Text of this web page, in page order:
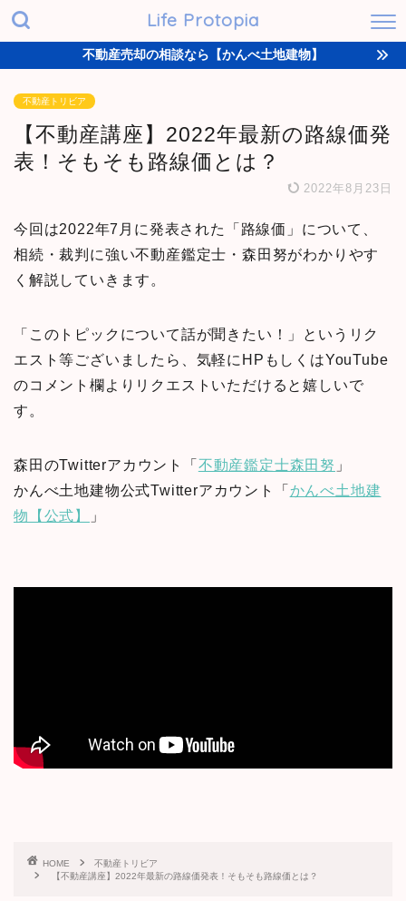
Life Protopia
不動産売却の相談なら【かんべ土地建物】
不動産トリビア
【不動産講座】2022年最新の路線価発
表！そもそも路線価とは？
2022年8月23日
今回は2022年7月に発表された「路線価」について、
相続・裁判に強い不動産鑑定士・森田努がわかりやす
く解説していきます。
「このトピックについて話が聞きたい！」というリク
エスト等ございましたら、気軽にHPもしくはYouTube
のコメント欄よりリクエストいただけると嬉しいで
す。
森田のTwitterアカウント「 不動産鑑定士森田努 」
かんべ土地建物公式Twitterアカウント「 かんべ土地建
物【公式】
」
HOME
不動産トリビア
【不動産講座】2022年最新の路線価発表！そもそも路線価とは？